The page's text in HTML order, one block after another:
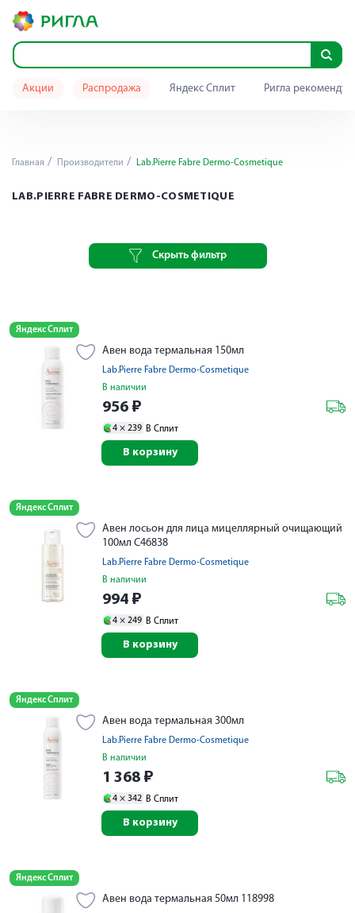
Акции Распродажа Яндекс Сплит Ригла
Главная Производители Lab.Pierre Fabre Dermo-Cosmetique
LAB.PIERRE FABRE DERMO-COSMETIQUE
Скрыть фильтр
Яндекс Сплит
Авен вода термальная 150мл
Lab.Pierre Fabre Dermo-Cosmetique
В наличии
956 ₽
4 × 239 В Сплит
В корзину
Яндекс Сплит
Авен лосьон для лица мицеллярный очищающий
100мл C46838
Lab.Pierre Fabre Dermo-Cosmetique
В наличии
994 ₽
4 × 249 В Сплит
В корзину
Яндекс Сплит
Авен вода термальная 300мл
Lab.Pierre Fabre Dermo-Cosmetique
В наличии
1 368 ₽
4 × 342 В Сплит
В корзину
Яндекс Сплит
Авен вода термальная 50мл 118998